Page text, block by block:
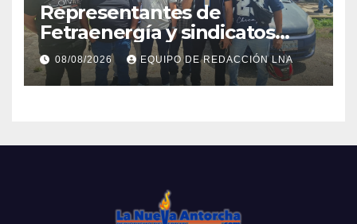
Representantes de
Fetraenergía y sindicatos
base llaman a renovar
directivas para rescatar la
lucha laboral en Anzoátegui
08/08/2026 EQUIPO DE REDACCIÓN LNA